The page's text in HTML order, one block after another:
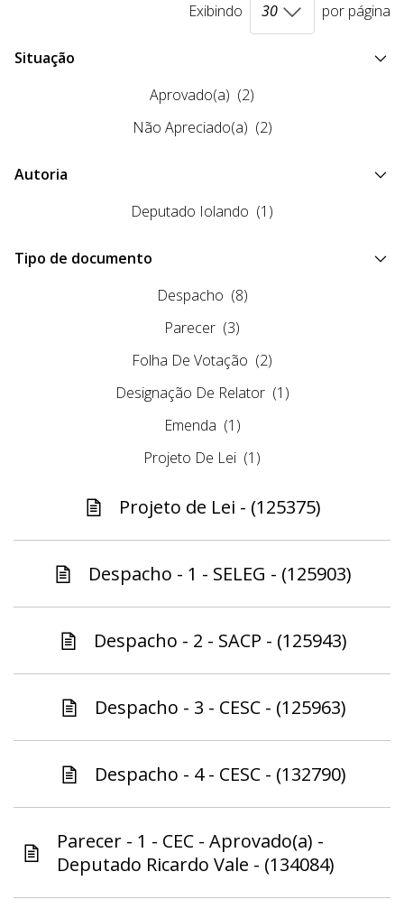
Exibindo por página
Situação
Aprovado(a) (2)
Não Apreciado(a) (2)
Autoria
Deputado Iolando (1)
Tipo de documento
Despacho (8)
Parecer (3)
Folha De Votação (2)
Designação De Relator (1)
Emenda (1)
Projeto De Lei (1)
Projeto de Lei - (125375)
Despacho - 1 - SELEG - (125903)
Despacho - 2 - SACP - (125943)
Despacho - 3 - CESC - (125963)
Despacho - 4 - CESC - (132790)
Parecer - 1 - CEC - Aprovado(a) -
Deputado Ricardo Vale - (134084)